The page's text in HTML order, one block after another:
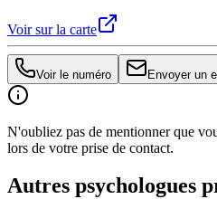
Voir sur la carte
Voir le numéro Envoyer un
N'oubliez pas de mentionner que
lors de votre prise de contact.
Autres psychologues